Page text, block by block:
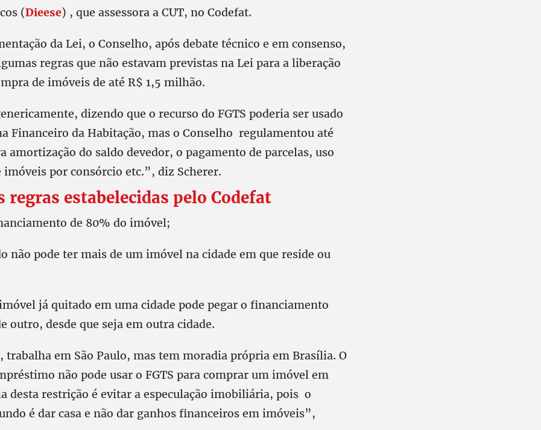
(Dieese) , que assessora a CUT, no Codefat.
da Lei, o Conselho, após debate técnico e em consenso,
regras que não estavam previstas na Lei para a liberação
de imóveis de até R$ 1,5 milhão.
dizendo que o recurso do FGTS poderia ser usado
Financeiro da Habitação, mas o Conselho regulamentou até
amortização do saldo devedor, o pagamento de parcelas, uso
imóveis por consórcio etc.”, diz Scherer.
regras estabelecidas pelo Codefat
de 80% do imóvel;
não pode ter mais de um imóvel na cidade em que reside ou
já quitado em uma cidade pode pegar o financiamento
outro, desde que seja em outra cidade.
trabalha em São Paulo, mas tem moradia própria em Brasília. O
não pode usar o FGTS para comprar um imóvel em
desta restrição é evitar a especulação imobiliária, pois o
é dar casa e não dar ganhos financeiros em imóveis”,